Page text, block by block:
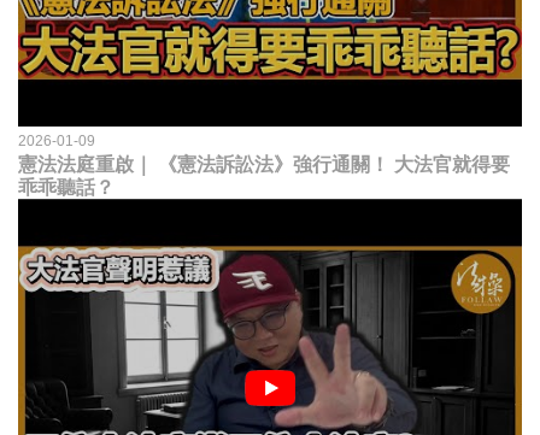
2026-01-09
憲法法庭重啟｜ 《憲法訴訟法》強行通關！ 大法官就得要
乖乖聽話？